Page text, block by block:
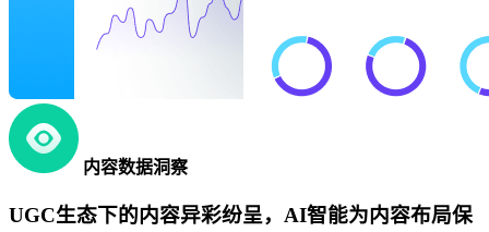
内容数据洞察
UGC生态下的内容异彩纷呈，AI智能为内容布局保